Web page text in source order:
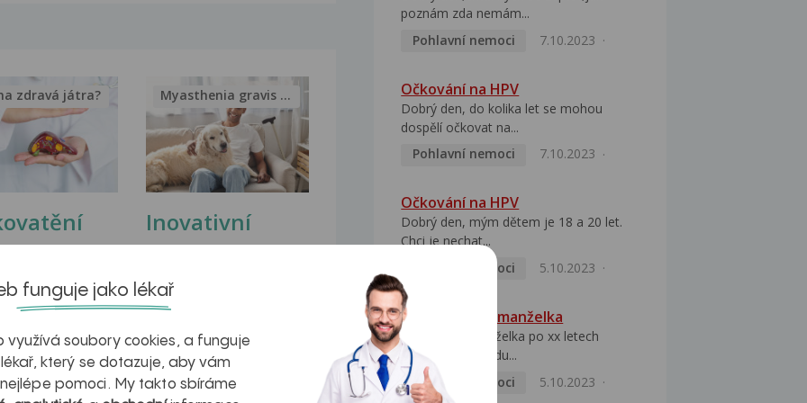
v datech a
zdravá játra?
Inovativní
léčba
myastenie –
kteří ji...
Myasthenia gravis – vše, co...
poznám zda nemám...
Pohlavní nemoci
7.10.2023
Očkování na HPV
Dobrý den, do kolika let se mohou
dospělí očkovat na...
Pohlavní nemoci
7.10.2023
Očkování na HPV
Dobrý den, mým dětem je 18 a 20 let.
Chci je nechat...
Pohlavní nemoci
5.10.2023
HPV pozitivní manželka
Dobrý den, manželka po xx letech
přivezla z Východu...
Pohlavní nemoci
5.10.2023
funguje jako lékař
využívá soubory cookies, a funguje
který se dotazuje, aby vám
pomoci. My takto sbíráme